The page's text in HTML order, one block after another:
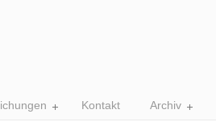
Kontakt Archiv